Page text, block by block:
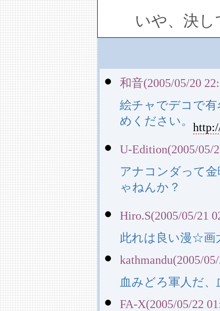
いや、決し
和音(2005/05/20
絵チャでデコで
めください。
U-Edition(2005/05/
アナコンダって
ゃねんか？
Hiro.S(2005/05/21
此れは良い漫☆画
kathmandu(2005/
血みどろ軍人だ
FA-X(2005/05/22